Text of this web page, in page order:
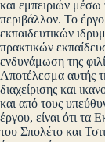
και εμπειριών μέσω
περιβάλλον. Το
εκπαιδευτικών
πρακτικών
ενδυνάμωση της
Αποτέλεσμα αυτής
διαχείρισης και
και από τους
έργου, είναι ότι τα
του Σπολέτο και